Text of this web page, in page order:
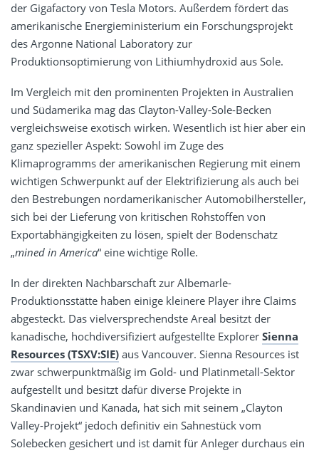
der Gigafactory von Tesla Motors. Außerdem fördert das
amerikanische Energieministerium ein Forschungsprojekt
des Argonne National Laboratory zur
Produktionsoptimierung von Lithiumhydroxid aus Sole.
Im Vergleich mit den prominenten Projekten in Australien
und Südamerika mag das Clayton-Valley-Sole-Becken
vergleichsweise exotisch wirken. Wesentlich ist hier aber ein
ganz spezieller Aspekt: Sowohl im Zuge des
Klimaprogramms der amerikanischen Regierung mit einem
wichtigen Schwerpunkt auf der Elektrifizierung als auch bei
den Bestrebungen nordamerikanischer Automobilhersteller,
sich bei der Lieferung von kritischen Rohstoffen von
Exportabhängigkeiten zu lösen, spielt der Bodenschatz
„mined in America“ eine wichtige Rolle.
In der direkten Nachbarschaft zur Albemarle-
Produktionsstätte haben einige kleinere Player ihre Claims
abgesteckt. Das vielversprechendste Areal besitzt der
kanadische, hochdiversifiziert aufgestellte Explorer Sienna
Resources (TSXV:SIE) aus Vancouver. Sienna Resources ist
zwar schwerpunktmäßig im Gold- und Platinmetall-Sektor
aufgestellt und besitzt dafür diverse Projekte in
Skandinavien und Kanada, hat sich mit seinem „Clayton
Valley-Projekt“ jedoch definitiv ein Sahnestück vom
Solebecken gesichert und ist damit für Anleger durchaus ein